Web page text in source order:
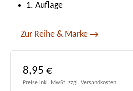
1. Auflage
Zur Reihe & Marke
Regulärer Preis:
8,95 €
Preise inkl. MwSt. zzgl. Versandkosten